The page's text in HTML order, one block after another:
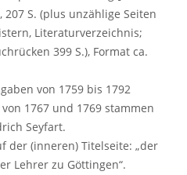
207 S. (plus unzählige Seiten
Literaturverzeichnis;
399 S.), Format ca.
von 1759 bis 1792
1767 und 1769 stammen
Seyfart.
der (inneren) Titelseite: „der
Lehrer zu Göttingen“.